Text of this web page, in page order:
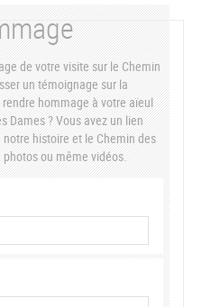
de votre visite sur le Chemin
un témoignage sur la
hommage à votre aïeul
Dames ? Vous avez un lien
histoire et le Chemin des
photos ou même vidéos.
Vertical
Tabs